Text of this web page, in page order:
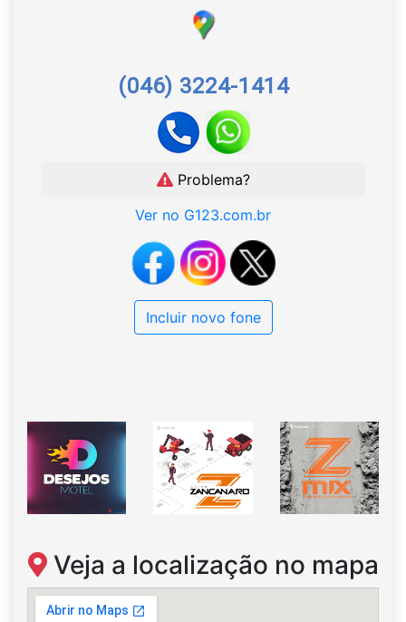
(046) 3224-1414
Problema?
Ver no G123.com.br
Incluir novo fone
Veja a localização no mapa